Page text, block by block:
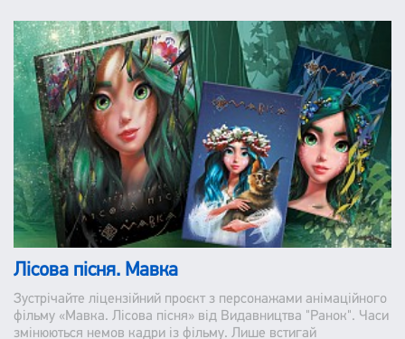
Лісова пісня. Мавка
Зустрічайте ліцензійний проєкт з персонажами анімаційного
фільму «Мавка. Лісова пісня» від Видавництва "Ранок". Часи
змінюються немов кадри із фільму. Лише встигай